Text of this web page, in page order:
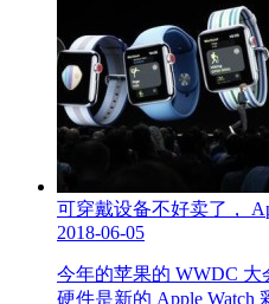
可穿戴设备不好卖了，
2018-06-05
今年的苹果的 WWDC
硬件是新的 Apple Watch